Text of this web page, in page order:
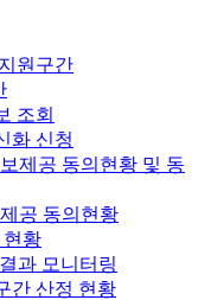
원구간
조회
화 신청
제공 동의현황 및 동
공 동의현황
현황
과 모니터링
간 산정 현황